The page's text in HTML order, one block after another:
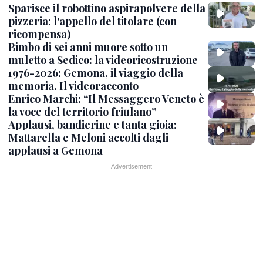
Sparisce il robottino aspirapolvere della
pizzeria: l'appello del titolare (con
ricompensa)
Bimbo di sei anni muore sotto un
muletto a Sedico: la videoricostruzione
1976-2026: Gemona, il viaggio della
memoria. Il videoracconto
Enrico Marchi: “Il Messaggero Veneto è
la voce del territorio friulano”
Applausi, bandierine e tanta gioia:
Mattarella e Meloni accolti dagli
applausi a Gemona